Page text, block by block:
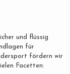
und flüssig
für
fördern wir
Facetten: